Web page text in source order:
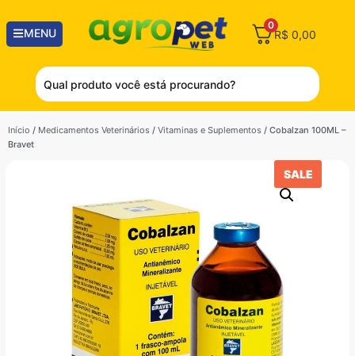
MENU
0
R$ 0,00
Início / Medicamentos Veterinários / Vitaminas e Suplementos / Cobalzan 100ML –
Bravet
SALE